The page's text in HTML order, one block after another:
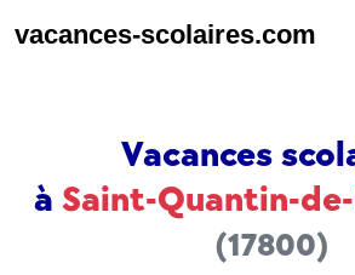
vacances-scolaires.com
Vacances
à Saint-Quantin-
(17800)